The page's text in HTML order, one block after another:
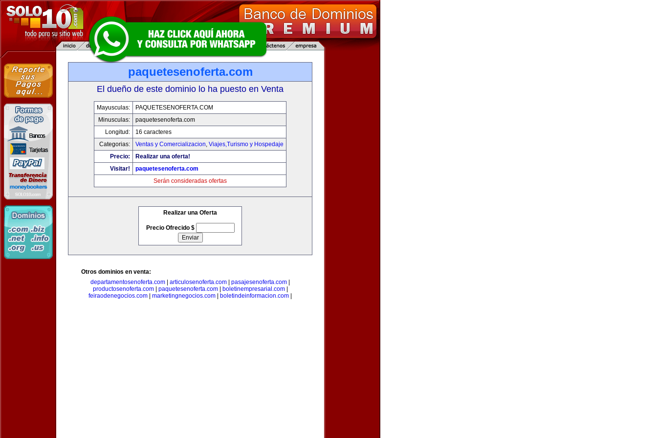
paquetesenoferta.com
El dueño de este dominio lo ha puesto en Venta
Mayusculas:
PAQUETESENOFERTA.COM
Minusculas:
paquetesenoferta.com
Longitud:
16 caracteres
Categorias:
Ventas y Comercializacion, Viajes,Turismo y Hospedaje
Precio:
Realizar una oferta!
Visitar!
paquetesenoferta.com
Serán consideradas ofertas
Realizar una Oferta
Precio Ofrecido $
Otros dominios en venta:
departamentosenoferta.com
articulosenoferta.com pasajesenoferta.com
productosenoferta.com| paquetesenoferta.com| boletinempresarial.com|
feiraodenegocios.com
marketingnegocios.com boletindeinformacion.com